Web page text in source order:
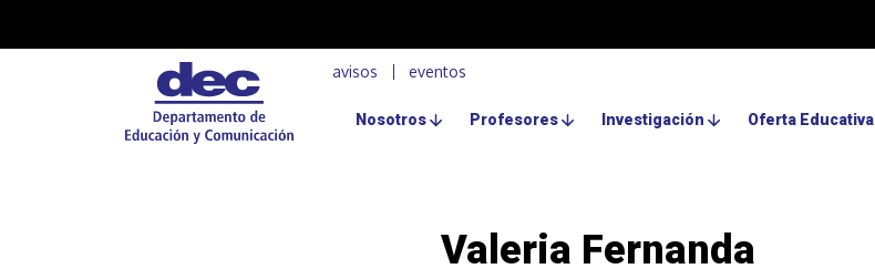
Upper menu header
avisos eventos
Nosotros Profesores Investigación Oferta Educativa
Valeria Fernanda